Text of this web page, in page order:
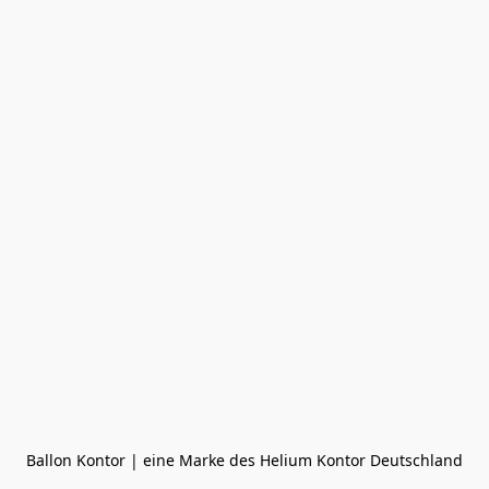
Ballon Kontor | eine Marke des Helium Kontor Deutschland